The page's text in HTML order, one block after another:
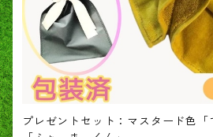
プレゼントセット：マスタード色「